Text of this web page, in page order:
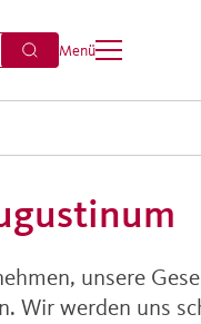
Menü
unsere
Wir werden uns